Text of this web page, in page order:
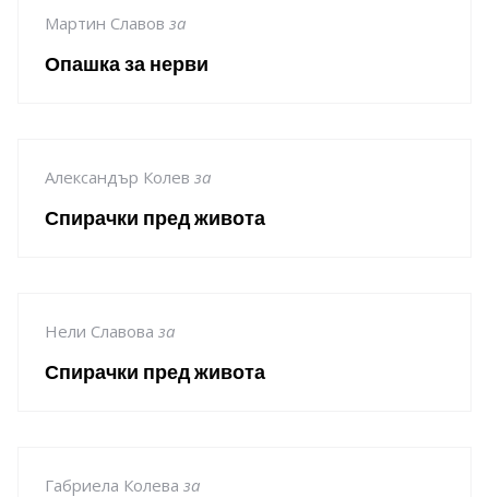
Мартин Славов за
Опашка за нерви
Александър Колев за
Спирачки пред живота
Нели Славова за
Спирачки пред живота
Габриела Колева за